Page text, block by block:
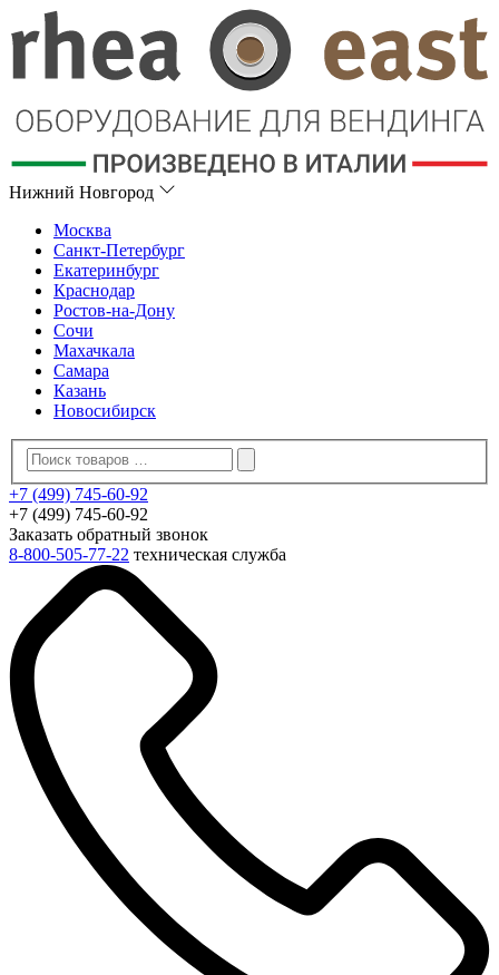
Нижний Новгород
Москва
Санкт-Петербург
Екатеринбург
Краснодар
Ростов-на-Дону
Сочи
Махачкала
Самара
Казань
Новосибирск
+7 (499) 745-60-92
+7 (499) 745-60-92
Заказать обратный звонок
8-800-505-77-22 техническая служба